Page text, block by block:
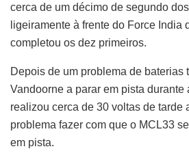
cerca de um décimo de segundo
ligeiramente à frente do Force India
completou os dez primeiros.
Depois de um problema de baterias
Vandoorne a parar em pista durante
realizou cerca de 30 voltas de tarde
problema fazer com que o MCL33
em pista.